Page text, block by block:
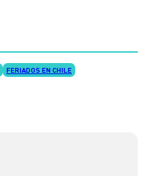
FERIADOS EN CHILE